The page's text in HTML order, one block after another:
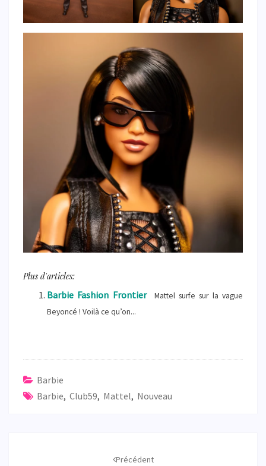
Plus d'articles:
Barbie Fashion Frontier
Mattel surfe sur la vague
Beyoncé ! Voilà ce qu’on...
Barbie
Barbie, Club59, Mattel, Nouveau
Précédent